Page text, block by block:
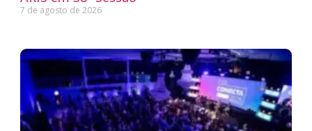
7 de agosto de 2026